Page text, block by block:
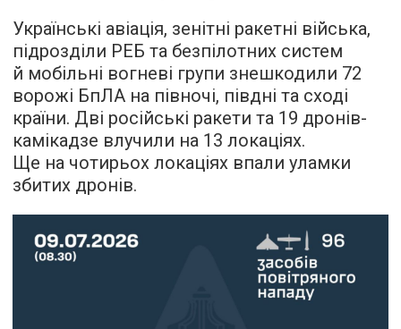
Українські авіація, зенітні ракетні війська,
підрозділи РЕБ та безпілотних систем
й мобільні вогневі групи знешкодили 72
ворожі БпЛА на півночі, півдні та сході
країни. Дві російські ракети та 19 дронів-
камікадзе влучили на 13 локаціях.
Ще на чотирьох локаціях впали уламки
збитих дронів.